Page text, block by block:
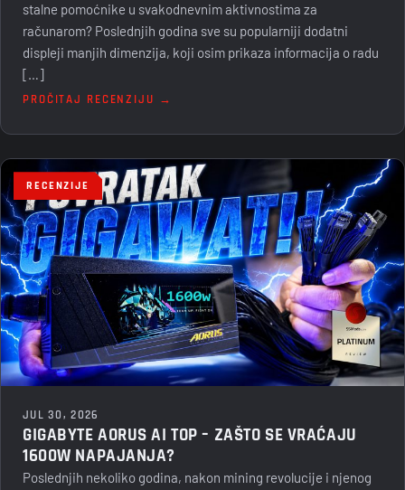
stalne pomoćnike u svakodnevnim aktivnostima za
računarom? Poslednjih godina sve su popularniji dodatni
displeji manjih dimenzija, koji osim prikaza informacija o radu
[…]
PROČITAJ RECENZIJU →
RECENZIJE
JUL 30, 2026
GIGABYTE AORUS AI TOP – ZAŠTO SE VRAĆAJU
1600W NAPAJANJA?
Poslednjih nekoliko godina, nakon mining revolucije i njenog